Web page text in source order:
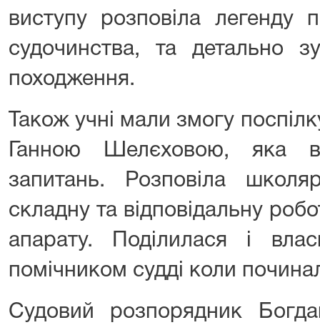
виступу розповіла
судочинства, та детально
походження.
Також учні мали змогу
Ганною Шелєховою, яка
запитань. Розповіла
складну та відповідальну
апарату. Поділилася і
помічником судді коли
Судовий розпорядник